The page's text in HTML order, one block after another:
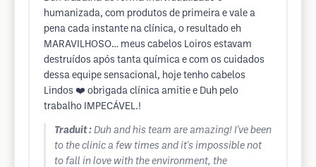
humanizada, com produtos de primeira e vale a
pena cada instante na clínica, o resultado eh
MARAVILHOSO… meus cabelos Loiros estavam
destruídos após tanta química e com os cuidados
dessa equipe sensacional, hoje tenho cabelos
Lindos ❤️ obrigada clínica amitie e Duh pelo
trabalho IMPECÁVEL.!
Traduit : Duh and his team are amazing! I've been
to the clinic a few times and it's impossible not
to fall in love with the environment, the